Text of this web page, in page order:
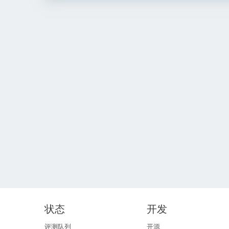
状态
评测队列
开发
开源